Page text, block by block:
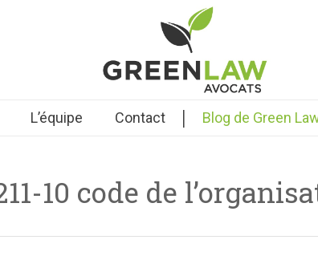
L’équipe Contact | Blog de Green
10 code de